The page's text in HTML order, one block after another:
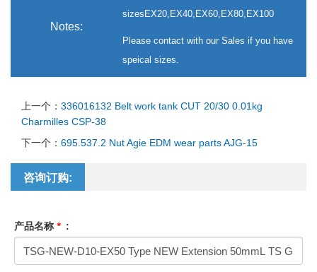
Notes:
sizesEX20,EX40,EX60,EX80,EX100
Please contact with our Sales if you have
speical sizes.
上一个： 336016132 Belt work tank CUT 20/30 0.01kg
Charmilles CSP-38
下一个： 695.537.2 Nut Agie EDM wear parts AJG-15
咨询订购:
产品名称 * :